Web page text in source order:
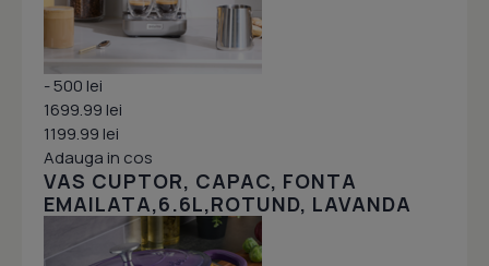
- 500 lei
1699.99 lei
1199.99 lei
Adauga in cos
VAS CUPTOR, CAPAC, FONTA
EMAILATA,6.6L,ROTUND, LAVANDA